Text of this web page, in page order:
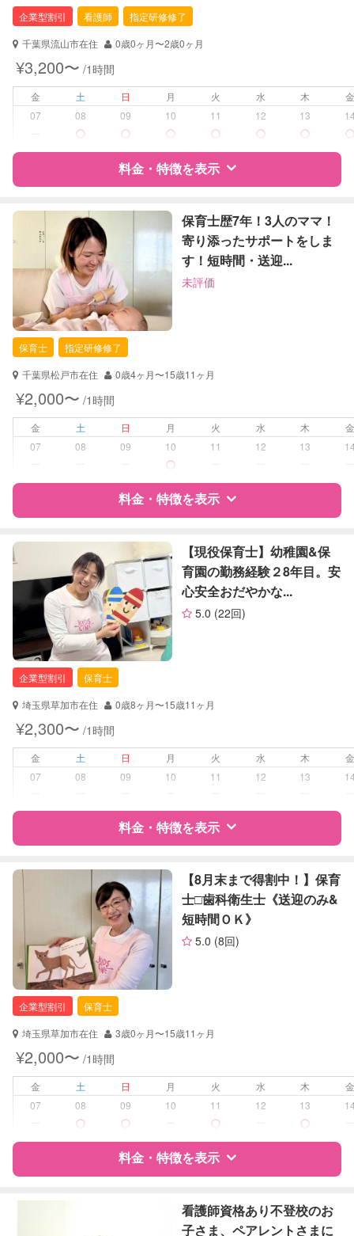
対応可能/特徴
送迎サポート
お泊まり保育
子育て経験
障がい児対応 対応可否は個別に相談
絵・工作レッスン
定期予約
お子様の撮影
（定期特典）
対応不可
企業型割引 看護師
指定研修修了
千葉県流山市在住
0歳0ヶ月〜2歳0ヶ月
¥3,200〜 /1時間
金 土 日 月 火 水 木
07
08 09 10 11 12 13
料金・特徴を表示
特徴 料金 レビュー
サポートの特徴
資格
企業型割引対象(旧内閣府補助対象)
自治体届出済ベビーシッター
看護師
お泊まり保育
子育て経験
障がい児対応 対応可否は個別に相談
なし
定期予約 可能
お子様の撮影
（定期特典）
対応可能
保育士歴7年！3人のママ！
寄り添ったサポートをしま
す！短時間・送迎...
未評価
保育士
指定研修修了
千葉県松戸市在住
0歳4ヶ月〜15歳11ヶ月
¥2,000〜 /1時間
金 土 日 月 火 水 木
07
08 09 10 11 12 13
料金・特徴を表示
特徴 料金 レビュー
サポートの特徴
資格
自治体届出済ベビーシッター
保育士
幼稚園教諭
ビーシッター
対応可能/特徴
子育て経験
対応可否は個別に相談
レッスン なし
可能
お子様の撮影
（定期特典）
対応不可
【現役保育士】幼稚園&保
育園の勤務経験２8年目。安
心安全おだやかな...
5.0 (22回)
企業型割引
保育士
埼玉県草加市在住
0歳8ヶ月〜15歳11ヶ月
¥2,300〜 /1時間
金 土 日 月 火 水 木
07
08 09 10 11 12 13
料金・特徴を表示
特徴 料金 レビュー
サポートの特徴
資格
企業型割引対象(旧内閣府補助対象)
自治体届出済ベビーシッター
保育士
病児対応 病児、病後児、ともに不可
障がい児対応 対応可否は個別に相談
レッスン なし
お引き受けしていません
【8月末まで得割中！】保育
士□️歯科衛生士《送迎のみ&
短時間ＯＫ》
5.0 (8回)
企業型割引
保育士
埼玉県草加市在住
3歳0ヶ月〜15歳11ヶ月
¥2,000〜 /1時間
金 土 日 月 火 水 木
07
08 09 10 11 12 13
料金・特徴を表示
特徴
看護師資格あり不登校のお
子さま、ペアレントさまに